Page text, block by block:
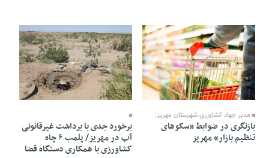
20 Tir 1405 - 09:03
مدیر جهاد کشاورزی شهرستان مهریز:
بازنگری در ضوابط «سکوهای
تنظیم بازار» مهریز
17 Tir 1405 - 22:03
برخورد جدی با برداشت غیرقانونی
آب در مهریز/ پلمب ۶ چاه
کشاورزی با همکاری دستگاه قضا